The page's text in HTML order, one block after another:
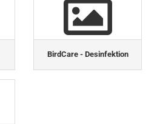
BirdCare - Desinfektion